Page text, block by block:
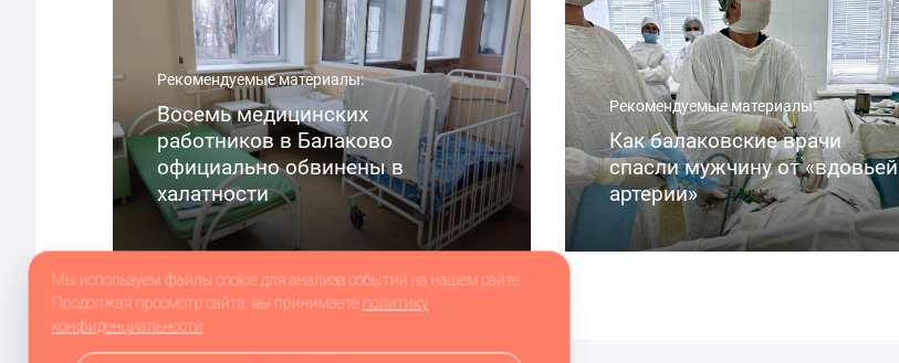
Рекомендуемые материалы:
Восемь медицинских
работников в Балаково
официально обвинены в
халатности
Рекомендуемые материалы:
Как балаковские врачи
спасли мужчину от «вдовьей
артерии»
Мы используем файлы cookie для анализа событий на нашем сайте.
Продолжая просмотр сайта, вы принимаетеполитику
конфиденциальности